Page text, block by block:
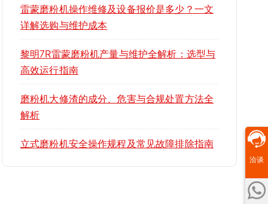
雷蒙磨粉机操作维修及设备报价是多少？一文
详解选购与维护成本
黎明7R雷蒙磨粉机产量与维护全解析：选型与
高效运行指南
磨粉机大修渣的成分、危害与合规处置方法全
解析
立式磨粉机安全操作规程及常见故障排除指南
洽谈